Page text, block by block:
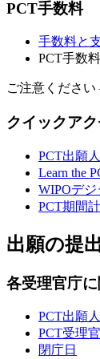
PCT手数料
手数料と
PCT手数
ご注意ください
クイックアク
PCT出願
Learn the
WIPOデ
PCT期間
出願の提
各受理官庁
PCT出願
PCT受理
閉庁日